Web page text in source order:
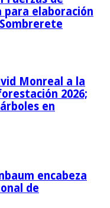
para elaboración
Monreal a la
2026;
en
encabeza
de